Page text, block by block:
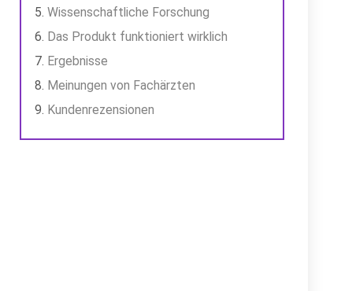
Wissenschaftliche Forschung
Das Produkt funktioniert wirklich
Ergebnisse
Meinungen von Fachärzten
Kundenrezensionen